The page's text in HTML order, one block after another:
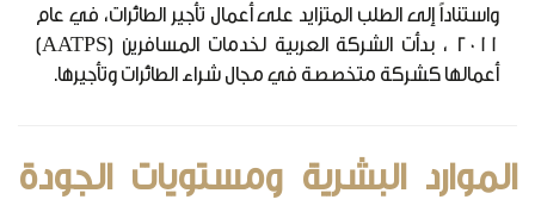
واستناداً إلى الطلب المتزايد على أعمال تأجير الطائرات، في عام
2011 ، بدأت الشركة العربية لخدمات المسافرين (AATPS)
أعمالها كشركة متخصصة في مجال شراء الطائرات وتأجيرها.
الموارد البشرية ومستويات الجودة